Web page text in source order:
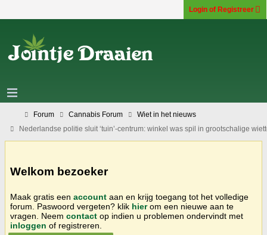
Login of Registreer
Forum Cannabis Forum
Wiet in het nieuws
Nederlandse politie sluit ‘tuin’-centrum: winkel was spil in grootschalige
Welkom bezoeker
Maak gratis een account aan en krijg toegang tot het volledige
forum. Paswoord vergeten? klik hierom een nieuwe aan te
vragen. Neem contact op indien u problemen ondervindt met
inloggen of registreren.